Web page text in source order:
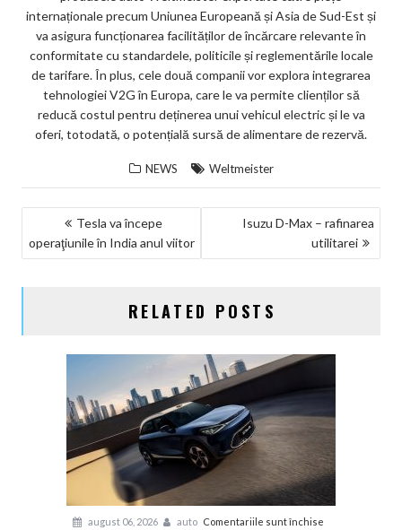
internaționale precum Uniunea Europeană și Asia de Sud-Est și
va asigura funcționarea facilităților de încărcare relevante în
conformitate cu standardele, politicile și reglementările locale
de tarifare. În plus, cele două companii vor explora integrarea
tehnologiei V2G în Europa, care le va permite clienților să
reducă costul pentru deținerea unui vehicul electric și le va
oferi, totodată, o potențială sursă de alimentare de rezervă.
NEWS Weltmeister
NAVIGARE
ÎN
Tesla va începe
operaţiunile în India anul viitor
Isuzu D-Max – rafinarea
utilitarei
RELATED POSTS
august 06, 2026 auto Comentariile sunt închise